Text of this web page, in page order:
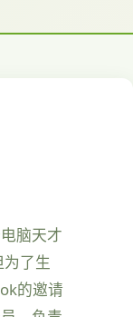
脑天才
了生
的邀请